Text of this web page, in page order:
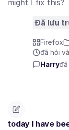
might I fix this?
Đã lưu
Firefox
đã hỏi
Harryđã
today I have